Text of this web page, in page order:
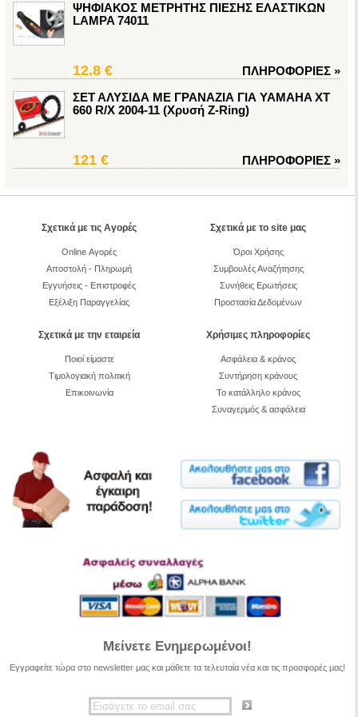
ΨΗΦΙΑΚΟΣ ΜΕΤΡΗΤΗΣ ΠΙΕΣΗΣ ΕΛΑΣΤΙΚΩΝ
LAMPA 74011
12.8 € ΠΛΗΡΟΦΟΡΙΕΣ »
ΣΕΤ ΑΛΥΣΙΔΑ ΜΕ ΓΡΑΝΑΖΙΑ ΓΙΑ YAMAHA XT
660 R/X 2004-11 (Χρυσή Z-Ring)
121 € ΠΛΗΡΟΦΟΡΙΕΣ »
Σχετικά με τις Αγορές
Online Αγορές
Αποστολή - Πληρωμή
Εγγυήσεις - Επιστροφές
Εξέλιξη Παραγγελίας
Σχετικά με το site μας
Όροι Χρήσης
Συμβουλές Αναζήτησης
Συνήθεις Ερωτήσεις
Προστασία Δεδομένων
Σχετικά με την εταιρεία
Ποιοί είμαστε
Τιμολογιακή πολιτική
Επικοινωνία
Χρήσιμες πληροφορίες
Ασφάλεια & κράνος
Συντήρηση κράνους
Το κατάλληλο κράνος
Συναγερμός & ασφάλεια
Μείνετε Ενημερωμένοι!
Εγγραφείτε τώρα στο newsletter μας και μάθετε τα τελευταία νέα και τις προσφορές μας!